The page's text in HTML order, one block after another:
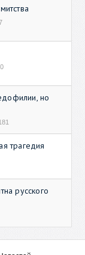
но
трагедия
русского